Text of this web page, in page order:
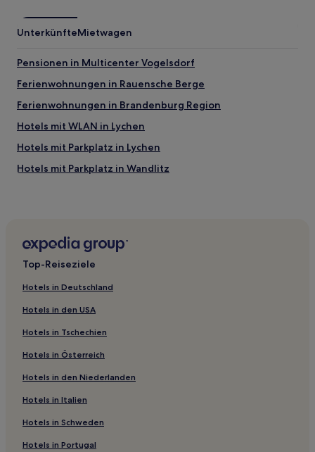
UnterkünfteMietwagen
Pensionen in Multicenter Vogelsdorf
Ferienwohnungen in Rauensche Berge
Ferienwohnungen in Brandenburg Region
Hotels mit WLAN in Lychen
Hotels mit Parkplatz in Lychen
Hotels mit Parkplatz in Wandlitz
Hotels mit Fitnessbereich in Schönefeld
Lgbtqia-Freundliche in Potsdam
Familien in Potsdam
Haustierfreundliche in Potsdam
Hotels mit Parkplatz in Waltersdorf
Hotels mit Parkplatz in Westliche Vorstadt
Hotels mit Parkplatz in Schwedt/Oder
Hotels mit Wellnessbereich in Bad Saarow
Haustierfreundliche in Bad Saarow
Familien in Bad Saarow
Top-Reiseziele
Hotels in Deutschland
Hotels in den USA
Hotels in Tschechien
Hotels in Österreich
Hotels in den Niederlanden
Hotels in Italien
Hotels in Schweden
Hotels in Portugal